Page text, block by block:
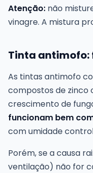
Atenção: não
vinagre. A mistura
Tinta antimofo:
As tintas antimofo
compostos de zinco
crescimento de
funcionam bem
com umidade
Porém, se a causa
ventilação) não for